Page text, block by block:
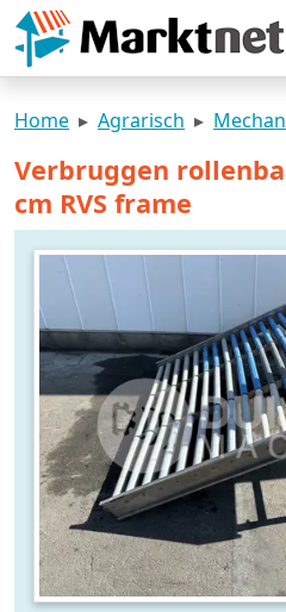
Home Agrarisch
Verbruggen
cm RVS frame